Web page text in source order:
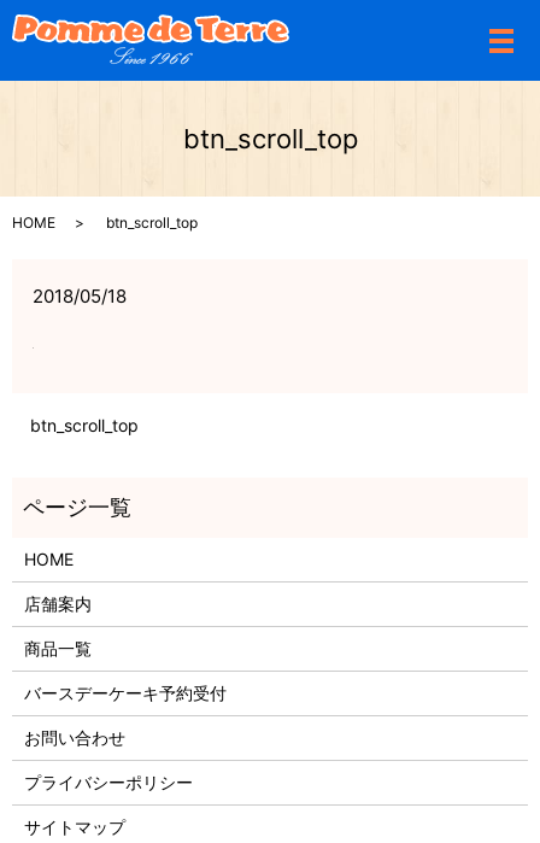
メ
btn_scroll_top
HOME btn_scroll_top
2018/05/18
btn_scroll_top
HOME
店舗案内
商品一覧
バースデーケーキ予約受付
お問い合わせ
プライバシーポリシー
サイトマップ